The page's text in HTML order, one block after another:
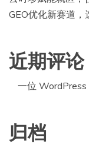
GEO优化新赛道
近期评论
一位 WordPress
归档